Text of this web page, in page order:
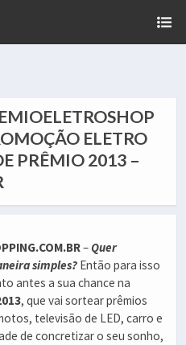
ELETRO
PRÊMIO 2013 –
– Quer
simples? Então para isso
antes a sua chance na
, que vai sortear prêmios
televisão de LED, carro e
de concretizar o seu sonho,